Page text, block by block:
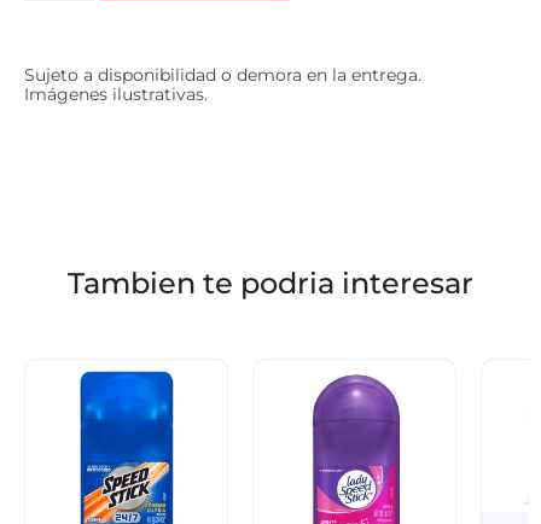
Sujeto a disponibilidad o demora en la entrega.
Imágenes ilustrativas.
Tambien te podria interesar